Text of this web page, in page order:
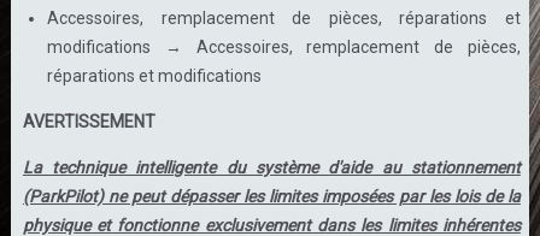
Accessoires, remplacement de pièces, réparations et
modifications → Accessoires, remplacement de pièces,
réparations et modifications
AVERTISSEMENT
La technique intelligente du système d'aide au stationnement
(ParkPilot) ne peut dépasser les limites imposées par les lois de la
physique et fonctionne exclusivement dans les limites inhérentes